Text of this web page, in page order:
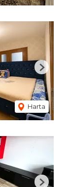
Harta
Next